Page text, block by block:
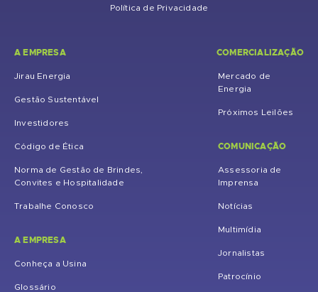
Política de Privacidade
A EMPRESA
Jirau Energia
Gestão Sustentável
Investidores
Código de Ética
Norma de Gestão de Brindes,
Convites e Hospitalidade
Trabalhe Conosco
A EMPRESA
Conheça a Usina
Glossário
COMERCIALIZAÇÃO
Mercado de
Energia
Próximos Leilões
COMUNICAÇÃO
Assessoria de
Imprensa
Notícias
Multimídia
Jornalistas
Patrocínio